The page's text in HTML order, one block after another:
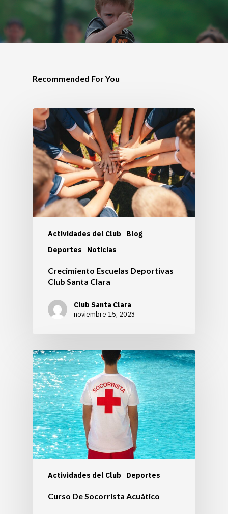
Recommended For You
Actividades del Club
Blog
Deportes
Noticias
Crecimiento Escuelas Deportivas
Club Santa Clara
Club Santa Clara
noviembre 15, 2023
Actividades del Club Deportes
Curso De Socorrista Acuático